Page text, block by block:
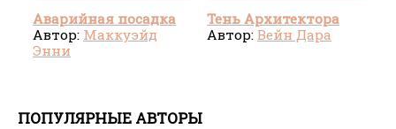
Аварийная посадка
Автор: Маккуэйд
Энни
Тень Архитектора
Автор: Вейн Дара
ПОПУЛЯРНЫЕ АВТОРЫ